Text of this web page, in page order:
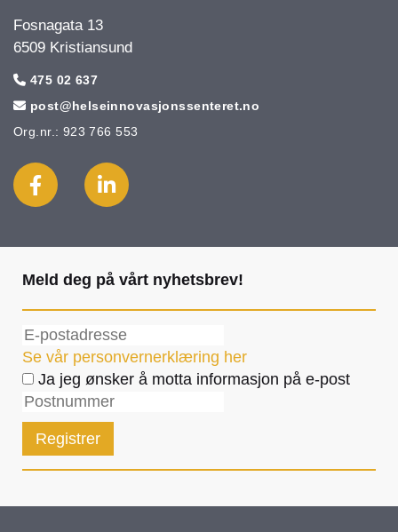
Fosnagata 13
6509 Kristiansund
 475 02 637
 post@helseinnovasjonssenteret.no
Org.nr.: 923 766 553
Meld deg på vårt nyhetsbrev!
Se vår personvernerklæring her
Ja jeg ønsker å motta informasjon på e-post